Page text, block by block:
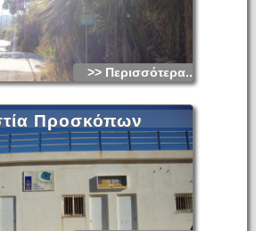
>> Περισσότερα...
Προσκόπων